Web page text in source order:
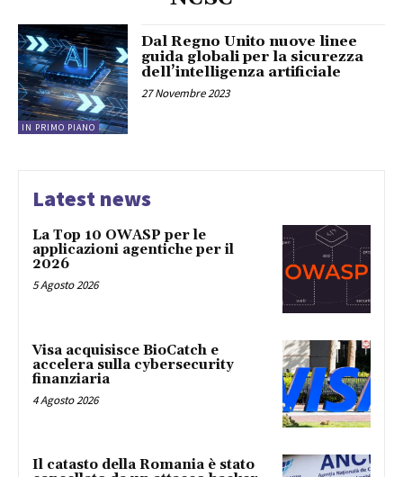
IN PRIMO PIANO
Dal Regno Unito nuove linee
guida globali per la sicurezza
dell’intelligenza artificiale
27 Novembre 2023
Latest news
La Top 10 OWASP per le
applicazioni agentiche per il
2026
5 Agosto 2026
Visa acquisisce BioCatch e
accelera sulla cybersecurity
finanziaria
4 Agosto 2026
Il catasto della Romania è stato